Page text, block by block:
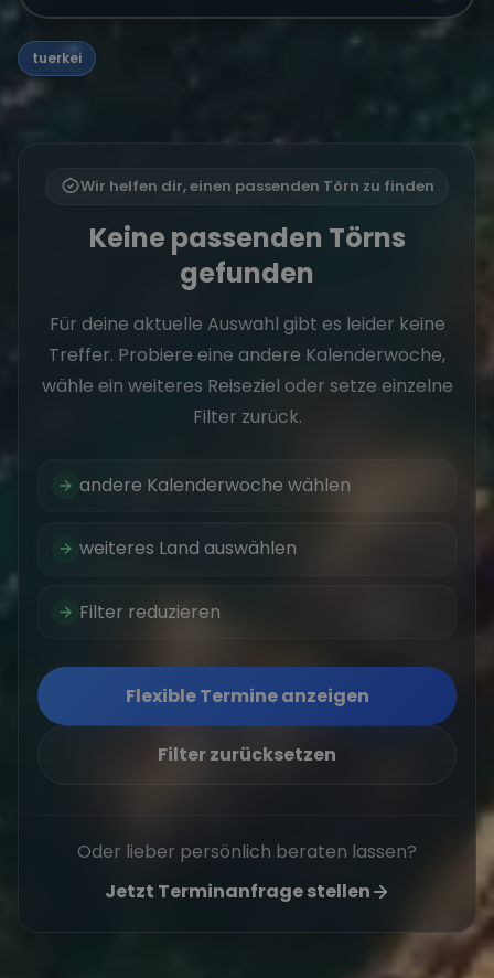
tuerkei
Wir helfen dir, einen passenden Törn zu finden
Keine passenden Törns
gefunden
Für deine aktuelle Auswahl gibt es leider keine
Treffer. Probiere eine andere Kalenderwoche,
wähle ein weiteres Reiseziel oder setze einzelne
Filter zurück.
andere Kalenderwoche wählen
weiteres Land auswählen
Filter reduzieren
Flexible Termine anzeigen
Filter zurücksetzen
Oder lieber persönlich beraten lassen?
Jetzt Terminanfrage stellen